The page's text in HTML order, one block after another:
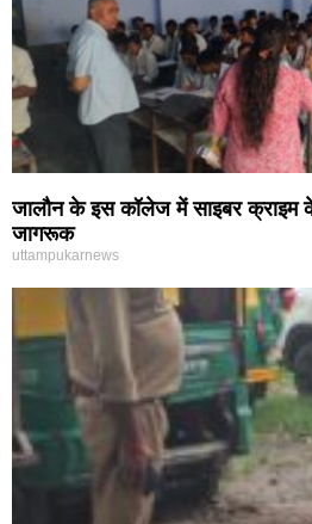
जालौन के इस कॉलेज में साइबर क्राइम के
जागरूक
uttampukarnews